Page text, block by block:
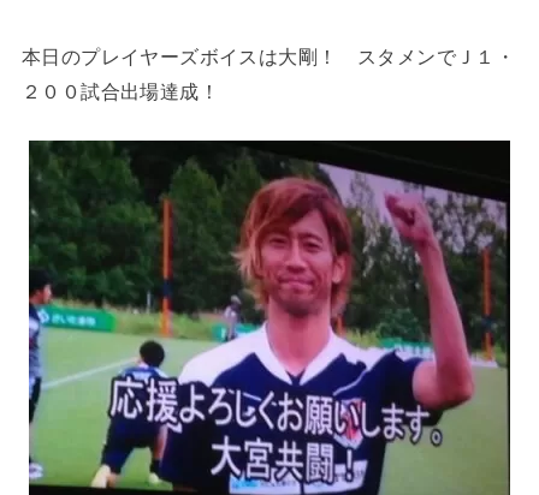
本日のプレイヤーズボイスは大剛！ スタメンでＪ１・
２００試合出場達成！